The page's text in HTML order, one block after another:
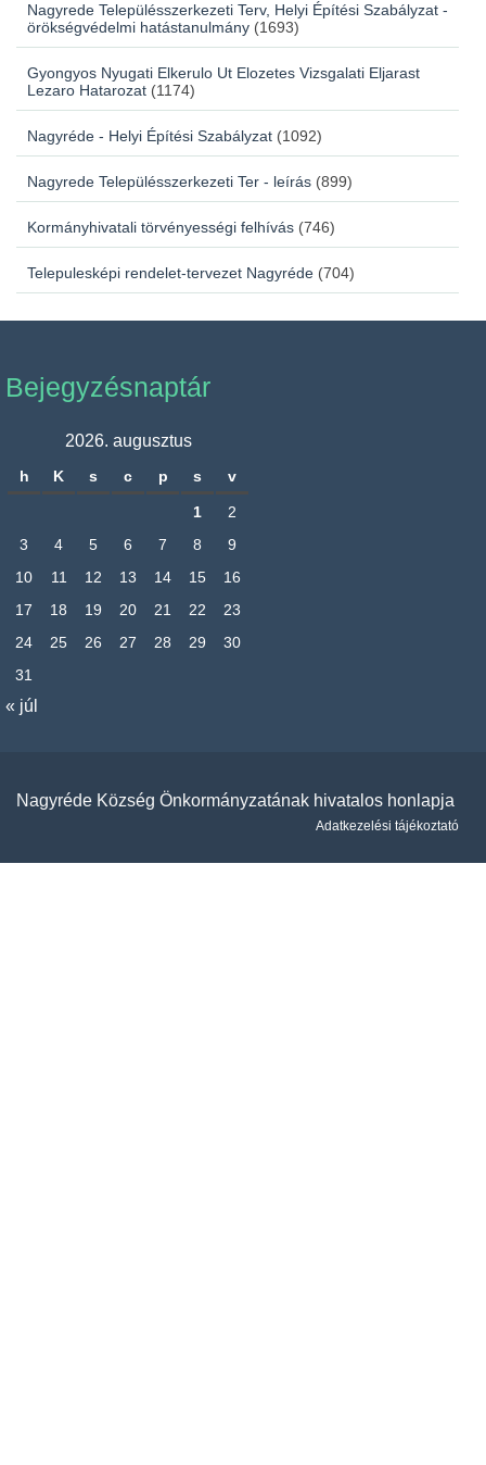
Nagyrede Településszerkezeti Terv, Helyi Építési Szabályzat -
örökségvédelmi hatástanulmány (1693)
Gyongyos Nyugati Elkerulo Ut Elozetes Vizsgalati Eljarast
Lezaro Hatarozat (1174)
Nagyréde - Helyi Építési Szabályzat (1092)
Nagyrede Településszerkezeti Ter - leírás (899)
Kormányhivatali törvényességi felhívás (746)
Telepulesképi rendelet-tervezet Nagyréde (704)
Bejegyzésnaptár
2026. augusztus
h K s c p s v
1
2
3
4 5 6 7 8
9
10
11 12 13 14 15
16
17
18 19 20 21 22
23
24
25 26 27 28 29
30
31
« júl
Nagyréde Község Önkormányzatának hivatalos honlapja
Adatkezelési tájékoztató